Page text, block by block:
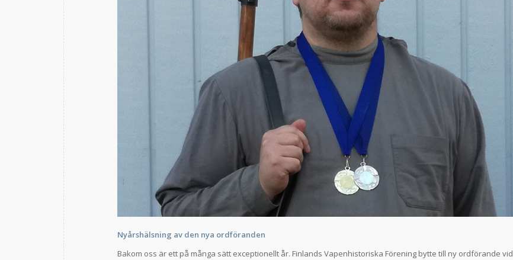
Nyårshälsning av den nya ordföranden
Bakom oss är ett på många sätt exceptionellt år. Finlands Vapenhistoriska Förening bytte till ny ordförande vid